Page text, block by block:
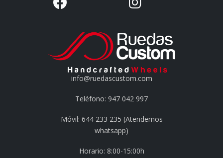
info@ruedascustom.com
Teléfono: 947 042 997
Móvil: 644 233 235 (Atendemos
whatsapp)
Horario: 8:00-15:00h